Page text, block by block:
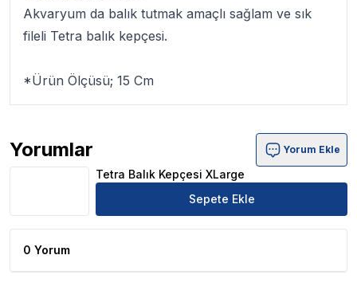
Akvaryum da balık tutmak amaçlı sağlam ve sık
fileli Tetra balık kepçesi.
*Ürün Ölçüsü; 15 Cm
Yorumlar
Tetra Balık Kepçesi XLarge Ürün Yorumları
Yorum Ekle
Tetra Balık Kepçesi XLarge
Sepete Ekle
0 Yorum